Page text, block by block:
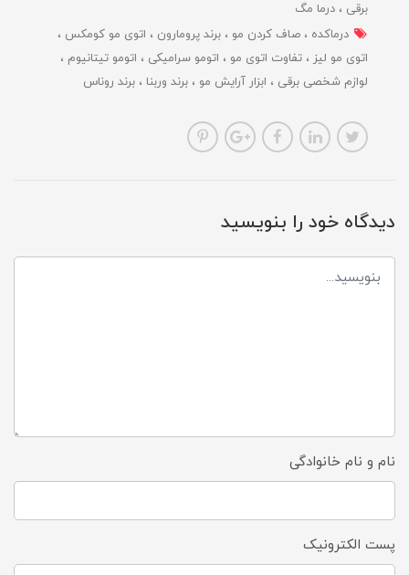
برقی
درما مگ
درماکده
صاف کردن مو برند پرومارون
اتوی مو کومکس
اتوی مو لیز
تفاوت اتوی مو اتومو سرامیکی
اتومو تیتانیوم
لوازم شخصی برقی
ابزار آرایش مو برند وربنا برند روناس
دیدگاه خود را بنویسید
نام و نام خانوادگی
پست الکترونیک